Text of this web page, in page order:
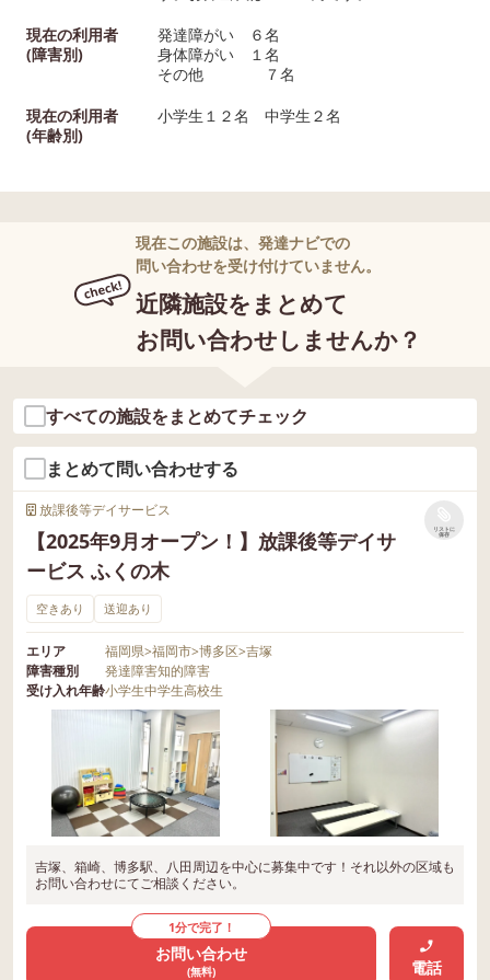
現在の利用者
(障害別)
発達障がい ６名
身体障がい １名
その他 ７名
現在の利用者
(年齢別)
小学生１２名 中学生２名
現在この施設は、発達ナビでの
問い合わせを受け付けていません。
近隣施設をまとめて
お問い合わせしませんか？
すべての施設をまとめてチェック
まとめて問い合わせする
放課後等デイサービス
【2025年9月オープン！】放課後等デイサ
ービス ふくの木
リストに
保存
空きあり 送迎あり
エリア 福岡県>福岡市>博多区>吉塚
障害種別
発達障害知的障害
受け入れ年齢小学生中学生高校生
吉塚、箱崎、博多駅、八田周辺を中心に募集中です！それ以外の区域も
お問い合わせにてご相談ください。
1分で完了！
お問い合わせ
(無料) 電話